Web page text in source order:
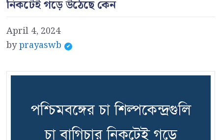
নিকটেই গড়ে উঠেছে কেন
April 4, 2024
byprayaswb